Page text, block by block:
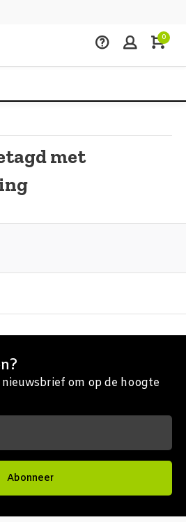
0
met
om op de hoogte
Abonneer